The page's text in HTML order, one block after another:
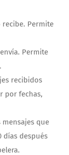
recibe. Permite
Permite
recibidos
por fechas,
mensajes que
días después